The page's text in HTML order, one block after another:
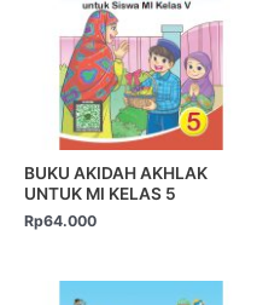
BUKU AKIDAH AKHLAK
UNTUK MI KELAS 5
Rp64.000